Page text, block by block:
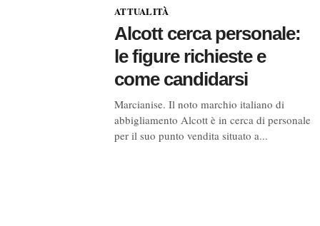
ATTUALITÀ
Alcott cerca personale:
le figure richieste e
come candidarsi
Marcianise. Il noto marchio italiano di
abbigliamento Alcott è in cerca di personale
per il suo punto vendita situato a...